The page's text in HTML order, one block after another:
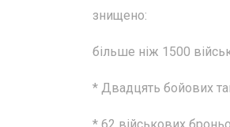
знищено:
більше ніж 1500
* Двадцять бойових